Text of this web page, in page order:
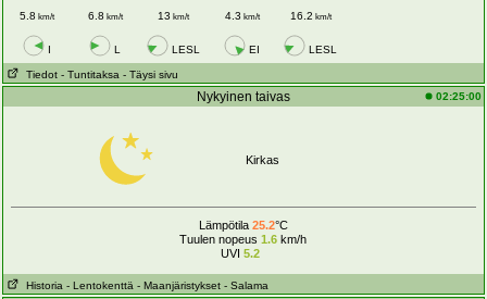
5.8 km/t 6.8 km/t 13 km/t 4.3 km/t 16.2 km/t
I L LESL EI LESL
Tiedot - Tuntitaksa - Täysi sivu
Nykyinen taivas 02:25:00
Kirkas
Lämpötila 25.2°C
Tuulen nopeus 1.6 km/h
UVI 5.2
Historia - Lentokenttä - Maanjäristykset - Salama